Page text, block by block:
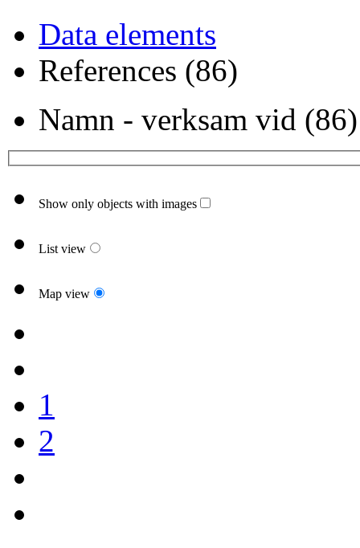
Data elements
References (86)
Namn - verksam vid (86)
Show only objects with images
List view
Map view
1
2